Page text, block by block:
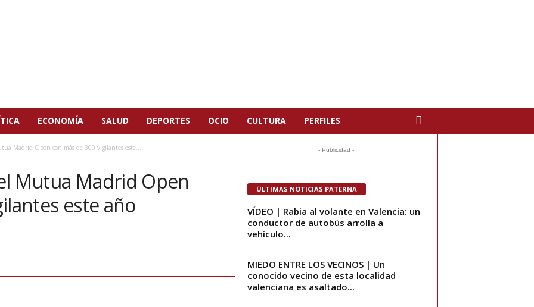
ECONOMÍA SALUD DEPORTES OCIO CULTURA PERFILES
Madrid Open con más de 300 vigilantes este...
Mutua Madrid Open
este año
- Publicidad -
ÚLTIMAS NOTICIAS PATERNA
VÍDEO | Rabia al volante en Valencia: un
conductor de autobús arrolla a
vehículo...
MIEDO ENTRE LOS VECINOS | Un
conocido vecino de esta localidad
valenciana es asaltado...